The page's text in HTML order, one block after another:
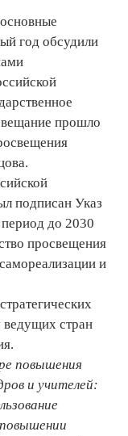
год обсудили
прошло
подписан Указ
до 2030
просвещения
и
ведущих стран
повышения
и учителей: